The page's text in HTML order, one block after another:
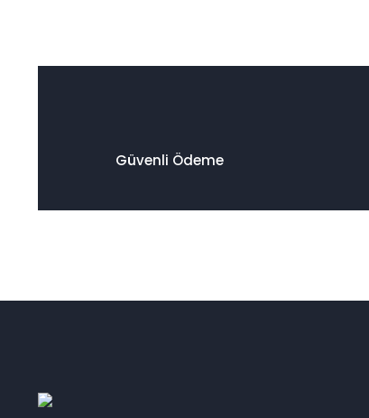
TRW (1)
WABRO (1)
Güvenli Ödeme